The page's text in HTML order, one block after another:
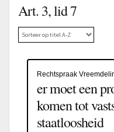
Art. 3, lid 7
Rechtspraak
er moet een
komen tot
staatloosheid